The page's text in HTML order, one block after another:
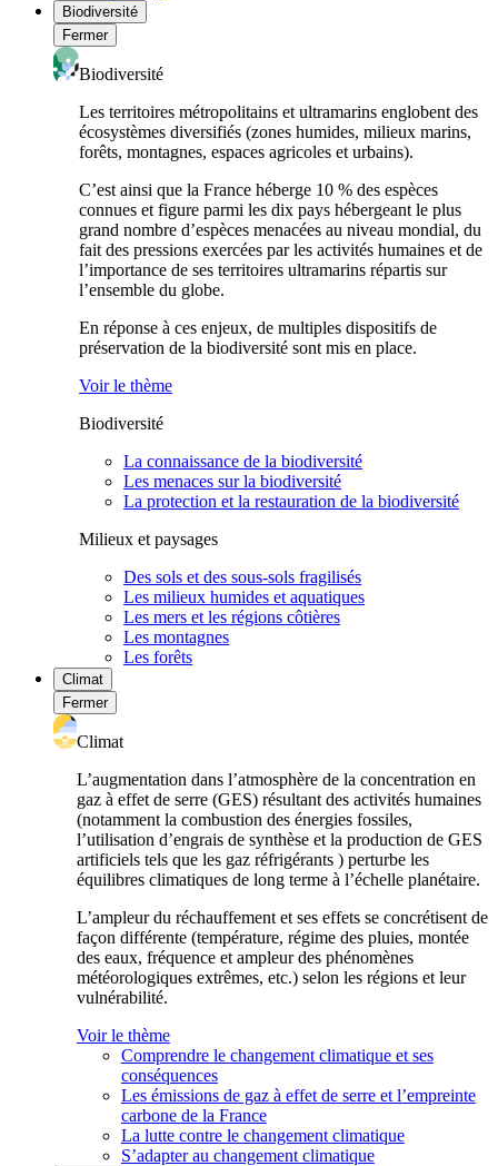
Biodiversité
Fermer
Biodiversité
Les territoires métropolitains et ultramarins englobent des
écosystèmes diversifiés (zones humides, milieux marins,
forêts, montagnes, espaces agricoles et urbains).
C’est ainsi que la France héberge 10 % des espèces
connues et figure parmi les dix pays hébergeant le plus
grand nombre d’espèces menacées au niveau mondial, du
fait des pressions exercées par les activités humaines et de
l’importance de ses territoires ultramarins répartis sur
l’ensemble du globe.
En réponse à ces enjeux, de multiples dispositifs de
préservation de la biodiversité sont mis en place.
Voir le thème
Biodiversité
La connaissance de la biodiversité
Les menaces sur la biodiversité
La protection et la restauration de la biodiversité
Milieux et paysages
Des sols et des sous-sols fragilisés
Les milieux humides et aquatiques
Les mers et les régions côtières
Les montagnes
Les forêts
Climat
Fermer
Climat
L’augmentation dans l’atmosphère de la concentration en
gaz à effet de serre (GES) résultant des activités humaines
(notamment la combustion des énergies fossiles,
l’utilisation d’engrais de synthèse et la production de GES
artificiels tels que les gaz réfrigérants ) perturbe les
équilibres climatiques de long terme à l’échelle planétaire.
L’ampleur du réchauffement et ses effets se concrétisent de
façon différente (température, régime des pluies, montée
des eaux, fréquence et ampleur des phénomènes
météorologiques extrêmes, etc.) selon les régions et leur
vulnérabilité.
Voir le thème
Comprendre le changement climatique et ses
conséquences
Les émissions de gaz à effet de serre et l’empreinte
carbone de la France
La lutte contre le changement climatique
S’adapter au changement climatique